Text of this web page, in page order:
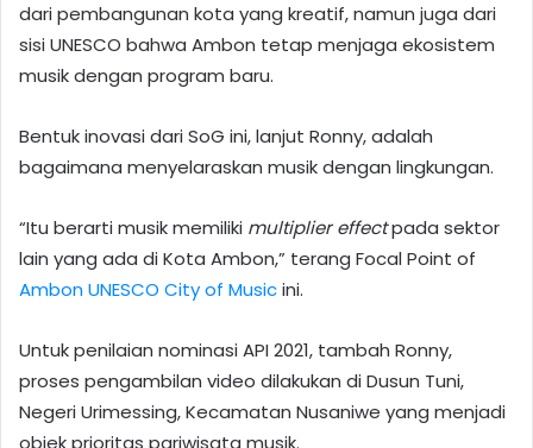
dari pembangunan kota yang kreatif, namun juga dari
sisi UNESCO bahwa Ambon tetap menjaga ekosistem
musik dengan program baru.
Bentuk inovasi dari SoG ini, lanjut Ronny, adalah
bagaimana menyelaraskan musik dengan lingkungan.
“Itu berarti musik memiliki multiplier effectpada sektor
lain yang ada di Kota Ambon,” terang Focal Point of
Ambon UNESCO City of Musicini.
Untuk penilaian nominasi API 2021, tambah Ronny,
proses pengambilan video dilakukan di Dusun Tuni,
Negeri Urimessing, Kecamatan Nusaniwe yang menjadi